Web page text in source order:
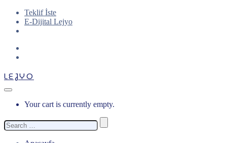
Teklif İste
E-Dijital Lejyo
LEJYO
Your cart is currently empty.
Search
for: